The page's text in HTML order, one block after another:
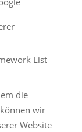
List
die
wir
Website